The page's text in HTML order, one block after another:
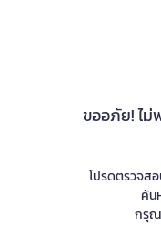
ขออภัย! ไ
โปรดตรวจส
ค้น
กรุณ